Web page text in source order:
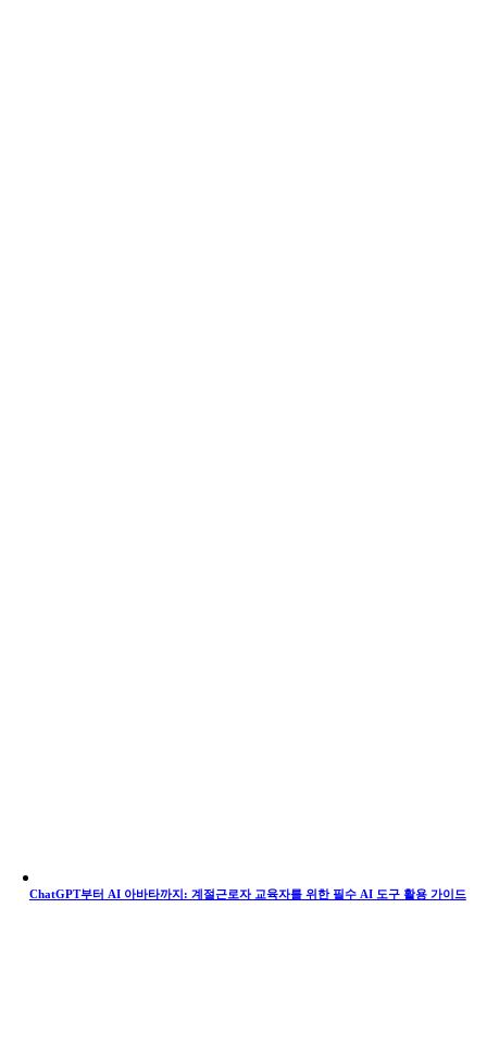
ChatGPT부터 AI 아바타까지: 계절근로자 교육자를 위한 필수 AI 도구 활용 가이드